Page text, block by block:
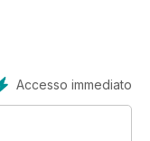
di jet al mondo!
Accesso immediato